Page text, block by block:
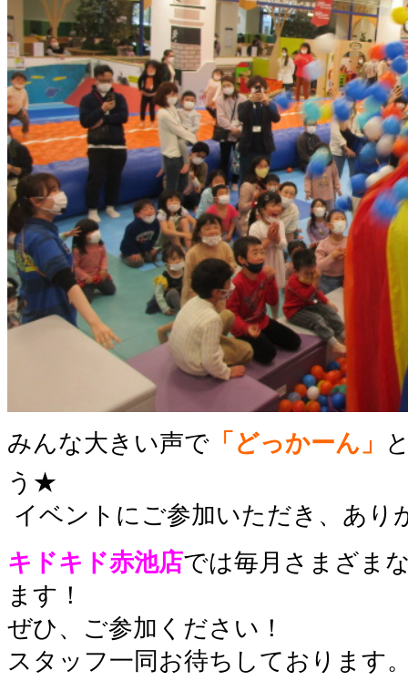
みんな大きい声で 「どっかーん」
う★
イベントにご参加いただき、あり
キドキド赤池店では毎月さまざま
ます！
ぜひ、ご参加ください！
スタッフ一同お待ちしております